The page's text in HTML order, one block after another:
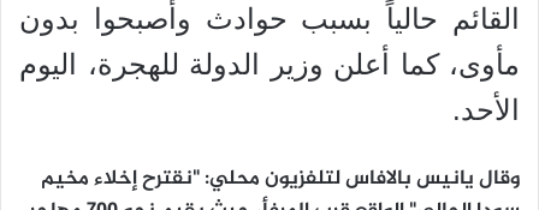
القائم حالياً بسبب حوادث وأصبحوا بدون
مأوى، كما أعلن وزير الدولة للهجرة، اليوم
الأحد.
وقال يانيس بالافاس لتلفزيون محلي: "نقترح إخلاء مخيم